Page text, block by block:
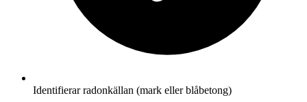
Identifierar radonkällan (mark eller blåbetong)